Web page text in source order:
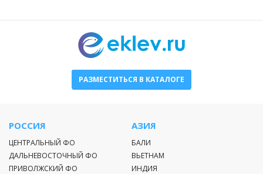
РАЗМЕСТИТЬСЯ В КАТАЛОГЕ
РОССИЯ
ЦЕНТРАЛЬНЫЙ ФО
ДАЛЬНЕВОСТОЧНЫЙ ФО
ПРИВОЛЖСКИЙ ФО
АЗИЯ
БАЛИ
ВЬЕТНАМ
ИНДИЯ